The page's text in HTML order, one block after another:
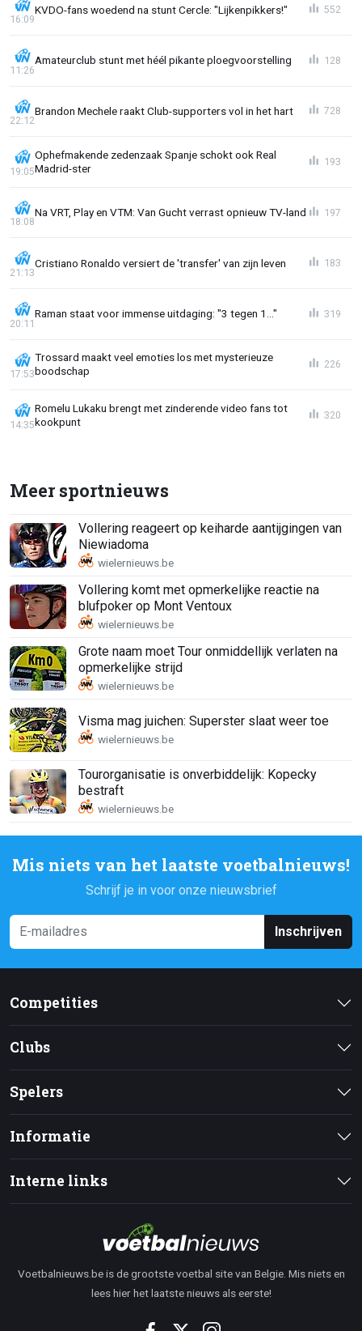
KVDO-fans woedend na stunt Cercle: "Lijkenpikkers!"
16:09
552
Amateurclub stunt met héél pikante ploegvoorstelling
11:26
128
Brandon Mechele raakt Club-supporters vol in het hart
22:12
728
Ophefmakende zedenzaak Spanje schokt ook Real
Madrid-ster
19:05
193
Na VRT, Play en VTM: Van Gucht verrast opnieuw TV-land
18:08
197
Cristiano Ronaldo versiert de 'transfer' van zijn leven
21:13
183
Raman staat voor immense uitdaging: "3 tegen 1..."
20:11
319
Trossard maakt veel emoties los met mysterieuze
boodschap
17:53
226
Romelu Lukaku brengt met zinderende video fans tot
kookpunt
14:35
320
Meer sportnieuws
Vollering reageert op keiharde aantijgingen van
Niewiadoma
Vollering komt met opmerkelijke reactie na
blufpoker op Mont Ventoux
Grote naam moet Tour onmiddellijk verlaten na
opmerkelijke strijd
Visma mag juichen: Superster slaat weer toe
Tourorganisatie is onverbiddelijk: Kopecky
bestraft
Mis niets van het laatste voetbalnieuws!
Schrijf je in voor onze nieuwsbrief
Inschrijven
Competities
Clubs
Spelers
Informatie
Interne links
Voetbalnieuws.be is de grootste voetbal site van Belgie. Mis niets en
lees hier het laatste nieuws als eerste!